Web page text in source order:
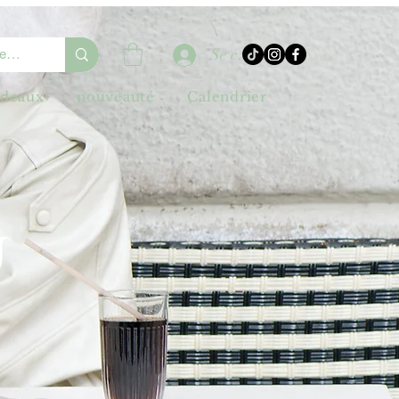
Se connecter
nouveauté Calendrier